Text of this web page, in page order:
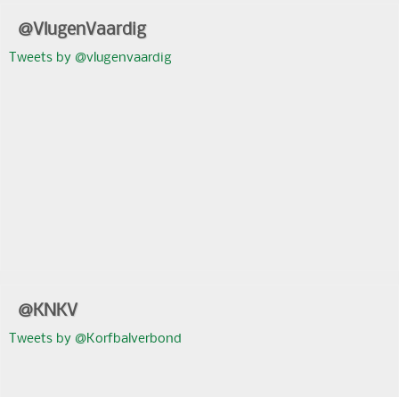
@VlugenVaardig
Tweets by @vlugenvaardig
@KNKV
Tweets by @Korfbalverbond